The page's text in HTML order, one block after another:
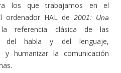
los que trabajamos en el
ordenador HAL de 2001: Una
referencia clásica de las
del habla y del lenguaje,
y humanizar la comunicación